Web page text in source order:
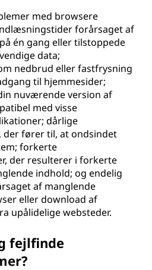
med browsere
forårsaget af
én gang eller tilstoppede
data;
nedbrud eller fastfrysning
til hjemmesider;
nuværende version af
med visse
dårlige
der fører til, at ondsindet
forkerte
der resulterer i forkerte
indhold; og endelig
af manglende
eller download af
upålidelige websteder.
fejlfinde